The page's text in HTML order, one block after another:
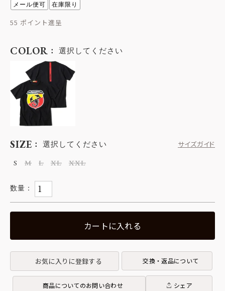
メール便可 在庫限り
55
SIZE 選択してください
サイズガイド
S
M L XL XXL
COLOR 選択してください
カートに入れる
お気に入りに登録する 交換・返品について
商品についてのお問い合わせ シェア